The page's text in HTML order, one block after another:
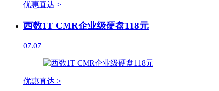
优惠直达 >
西数1T CMR企业级硬盘118元
07.07
优惠直达 >